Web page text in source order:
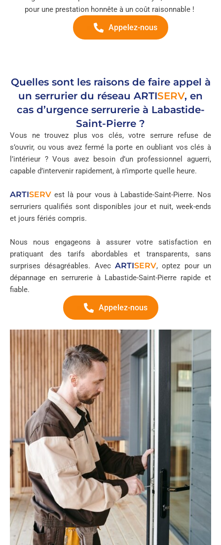
pour une prestation honnête à un coût raisonnable !
Appelez-nous
Quelles sont les raisons de faire appel à
un serrurier du réseau ARTISERV, en
cas d’urgence serrurerie à Labastide-
Saint-Pierre ?
Vous ne trouvez plus vos clés, votre serrure refuse de
s’ouvrir, ou vous avez fermé la porte en oubliant vos clés à
l’intérieur ? Vous avez besoin d’un professionnel aguerri,
capable d’intervenir rapidement, à n’importe quelle heure.
ARTISERV est là pour vous à Labastide-Saint-Pierre. Nos
serruriers qualifiés sont disponibles jour et nuit, week-ends
et jours fériés compris.
Nous nous engageons à assurer votre satisfaction en
pratiquant des tarifs abordables et transparents, sans
surprises désagréables. Avec ARTISERV, optez pour un
dépannage en serrurerie à Labastide-Saint-Pierre rapide et
fiable.
Appelez-nous